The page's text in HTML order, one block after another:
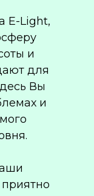
E-Light,
и
для
Вы
и